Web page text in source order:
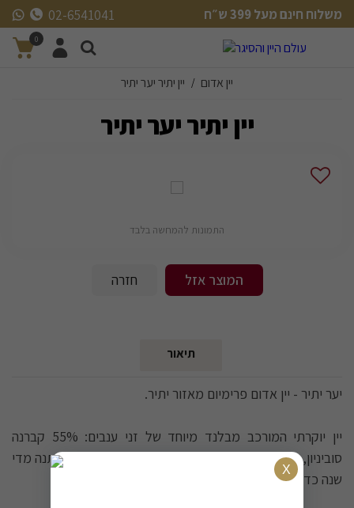
משלוח חינם מעל 399 ש״ח
משלוח חינם מעל 399 ש״ח
02-6541041
0
יין אדום / יין יתיר יער יתיר
יין יתיר יער יתיר
התמונות להמחשה בלבד
המוצר אזל חזרה
תיאור
יער יתיר - יין אדום פרימיום מאזור יתיר.
יין יוקרתי המורכב מבלנד מיוחד של זני ענבים: 55% קברנה
סוביניון, 25% פטיט וורדו, ו-20% מלבק. הרכב הזנים משתנה מדי
שנה כדי להדגיש את ייחודיות האזור וכרמיו.